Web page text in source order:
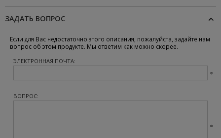
ЗАДАТЬ ВОПРОС
Если для Вас недостаточно этого описания, пожалуйста, задайте нам
вопрос об этом продукте. Мы ответим как можно скорее.
ЭЛЕКТРОННАЯ ПОЧТА:
ВОПРОС: